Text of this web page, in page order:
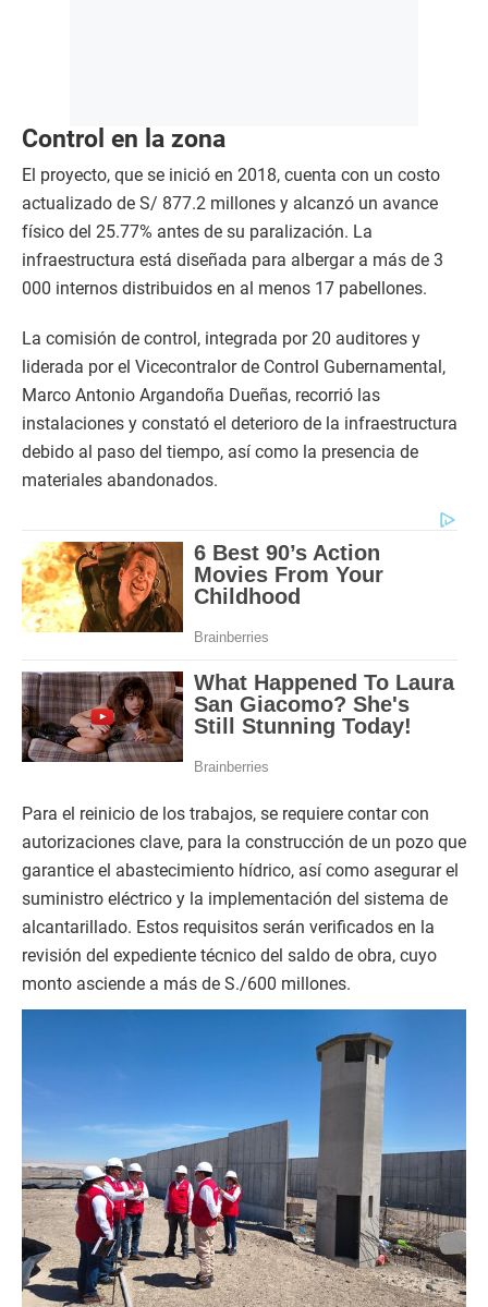
Control en la zona
El proyecto, que se inició en 2018, cuenta con un costo
actualizado de S/ 877.2 millones y alcanzó un avance
físico del 25.77% antes de su paralización. La
infraestructura está diseñada para albergar a más de 3
000 internos distribuidos en al menos 17 pabellones.
La comisión de control, integrada por 20 auditores y
liderada por el Vicecontralor de Control Gubernamental,
Marco Antonio Argandoña Dueñas, recorrió las
instalaciones y constató el deterioro de la infraestructura
debido al paso del tiempo, así como la presencia de
materiales abandonados.
Para el reinicio de los trabajos, se requiere contar con
autorizaciones clave, para la construcción de un pozo que
garantice el abastecimiento hídrico, así como asegurar el
suministro eléctrico y la implementación del sistema de
alcantarillado. Estos requisitos serán verificados en la
revisión del expediente técnico del saldo de obra, cuyo
monto asciende a más de S./600 millones.